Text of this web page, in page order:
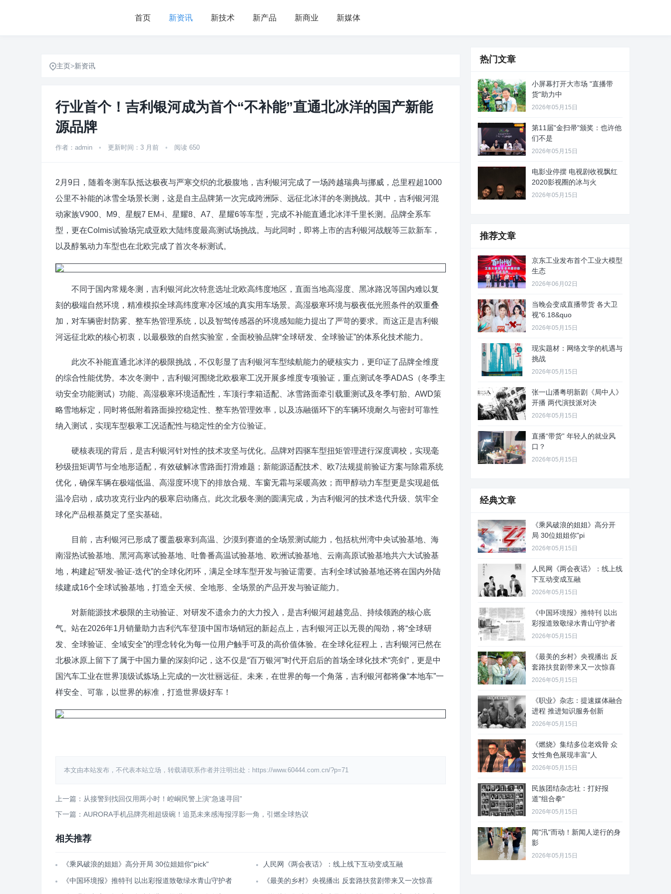
首页 新资讯 新技术 新产品 新商业 新媒体
主页>新资讯
行业首个！吉利银河成为首个“不补能”直通北冰洋的国产新能
源品牌
作者：admin • 更新时间：3 月前 • 阅读 650
2月9日，随着冬测车队抵达极夜与严寒交织的北极腹地，吉利银河完成了一场跨越瑞典与挪威，总里程超1000
公里不补能的冰雪全场景长测，这是自主品牌第一次完成跨洲际、远征北冰洋的冬测挑战。其中，吉利银河混
动家族V900、M9、星舰7 EM-i、星耀8、A7、星耀6等车型，完成不补能直通北冰洋千里长测。品牌全系车
型，更在Colmis试验场完成亚欧大陆纬度最高测试场挑战。与此同时，即将上市的吉利银河战舰等三款新车，
以及醇氢动力车型也在北欧完成了首次冬标测试。
不同于国内常规冬测，吉利银河此次特意选址北欧高纬度地区，直面当地高湿度、黑冰路况等国内难以复
刻的极端自然环境，精准模拟全球高纬度寒冷区域的真实用车场景。高湿极寒环境与极夜低光照条件的双重叠
加，对车辆密封防雾、整车热管理系统，以及智驾传感器的环境感知能力提出了严苛的要求。而这正是吉利银
河远征北欧的核心初衷，以最极致的自然实验室，全面校验品牌“全球研发、全球验证”的体系化技术能力。
此次不补能直通北冰洋的极限挑战，不仅彰显了吉利银河车型续航能力的硬核实力，更印证了品牌全维度
的综合性能优势。本次冬测中，吉利银河围绕北欧极寒工况开展多维度专项验证，重点测试冬季ADAS（冬季主
动安全功能测试）功能、高湿极寒环境适配性，车顶行李箱适配、冰雪路面牵引载重测试及冬季钉胎、AWD策
略雪地标定，同时将低附着路面操控稳定性、整车热管理效率，以及冻融循环下的车辆环境耐久与密封可靠性
纳入测试，实现车型极寒工况适配性与稳定性的全方位验证。
硬核表现的背后，是吉利银河针对性的技术攻坚与优化。品牌对四驱车型扭矩管理进行深度调校，实现毫
秒级扭矩调节与全地形适配，有效破解冰雪路面打滑难题；新能源适配技术、欧7法规提前验证方案与除霜系统
优化，确保车辆在极端低温、高湿度环境下的排放合规、车窗无霜与采暖高效；而甲醇动力车型更是实现超低
温冷启动，成功攻克行业内的极寒启动痛点。此次北极冬测的圆满完成，为吉利银河的技术迭代升级、筑牢全
球化产品根基奠定了坚实基础。
目前，吉利银河已形成了覆盖极寒到高温、沙漠到赛道的全场景测试能力，包括杭州湾中央试验基地、海
南湿热试验基地、黑河高寒试验基地、吐鲁番高温试验基地、欧洲试验基地、云南高原试验基地共六大试验基
地，构建起“研发-验证-迭代”的全球化闭环，满足全球车型开发与验证需要。吉利全球试验基地还将在国内外陆
续建成16个全球试验基地，打造全天候、全地形、全场景的产品开发与验证能力。
对新能源技术极限的主动验证、对研发不遗余力的大力投入，是吉利银河超越竞品、持续领跑的核心底
气。站在2026年1月销量助力吉利汽车登顶中国市场销冠的新起点上，吉利银河正以无畏的闯劲，将“全球研
发、全球验证、全域安全”的理念转化为每一位用户触手可及的高价值体验。在全球化征程上，吉利银河已然在
北极冰原上留下了属于中国力量的深刻印记，这不仅是“百万银河”时代开启后的首场全球化技术“亮剑”，更是中
国汽车工业在世界顶级试炼场上完成的一次壮丽远征。未来，在世界的每一个角落，吉利银河都将像“本地车”一
样安全、可靠，以世界的标准，打造世界级好车！
本文由本站发布，不代表本站立场，转载请联系作者并注明出处：https://www.60444.com.cn/?p=71
上一篇：从接警到找回仅用两小时！崆峒民警上演“急速寻回”
下一篇：AURORA手机品牌亮相超级碗！追觅未来感海报浮影一角，引燃全球热议
相关推荐
《乘风破浪的姐姐》高分开局 30位姐姐你"pick" 人民网《两会夜话》：线上线下互动变成互融
《中国环境报》推特刊 以出彩报道致敬绿水青山守护者 《最美的乡村》央视播出 反套路扶贫剧带来又一次惊喜
热门文章
小屏幕打开大市场 "直播带
货"助力中
2026年05月15日
第11届"金扫帚"颁奖：也许他
们不是
2026年05月15日
电影业停摆 电视剧收视飘红
2020影视圈的冰与火
2026年05月15日
推荐文章
京东工业发布首个工业大模型
生态
2026年06月02日
当晚会变成直播带货 各大卫
视"6.18&quo
2026年05月15日
现实题材：网络文学的机遇与
挑战
2026年05月15日
张一山潘粤明新剧《局中人》
开播 两代演技派对决
2026年05月15日
直播“带货” 年轻人的就业风
口？
2026年05月15日
经典文章
《乘风破浪的姐姐》高分开
局 30位姐姐你"pi
2026年05月15日
人民网《两会夜话》：线上线
下互动变成互融
2026年05月15日
《中国环境报》推特刊 以出
彩报道致敬绿水青山守护者
2026年05月15日
《最美的乡村》央视播出 反
套路扶贫剧带来又一次惊喜
2026年05月15日
《职业》杂志：提速媒体融合
进程 推进知识服务创新
2026年05月15日
《燃烧》集结多位老戏骨 众
女性角色展现丰富"人
2026年05月15日
民族团结杂志社：打好报
道"组合拳"
2026年05月15日
闻"汛"而动！新闻人逆行的身
影
2026年05月15日